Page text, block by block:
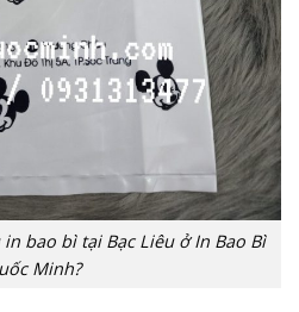
bao bì tại Bạc Liêu ở In Bao Bì
Minh?